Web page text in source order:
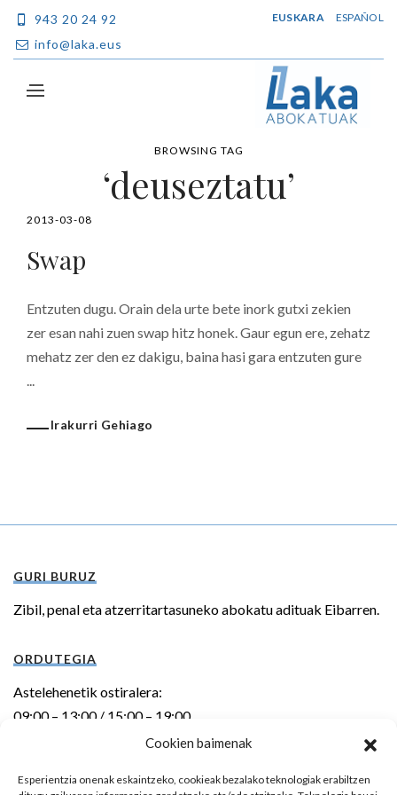
Cookien baimenak
Esperientzia onenak eskaintzeko, cookieak bezalako teknologiak erabiltzen
943 20 24 92
info@laka.eus
EUSKARA ESPAÑOL
BROWSING TAG
‘deuseztatu’
2013-03-08
Swap
Entzuten dugu. Orain dela urte bete inork gutxi zekien
zer esan nahi zuen swap hitz honek. Gaur egun ere, zehatz
mehatz zer den ez dakigu, baina hasi gara entzuten gure
Irakurri Gehiago
GURI BURUZ
Zibil, penal eta atzerritartasuneko abokatu adituak Eibarren.
ORDUTEGIA
Astelehenetik ostiralera:
09:00 – 13:00 / 15:00 – 19:00